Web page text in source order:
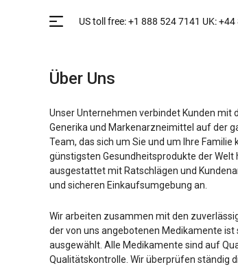
Über Uns
Unser Unternehmen verbindet Kunden
Generika und Markenarzneimittel auf der
Team, das sich um Sie und um Ihre
günstigsten Gesundheitsprodukte der Welt
ausgestattet mit Ratschlägen und
und sicheren Einkaufsumgebung an.
Wir arbeiten zusammen mit den
der von uns angebotenen Medikamente
ausgewählt. Alle Medikamente sind auf
Qualitätskontrolle. Wir überprüfen ständig